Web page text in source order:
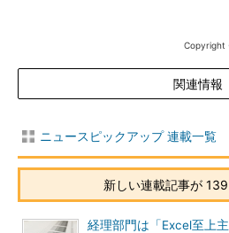
Copyright
関連情報
ニュースピックアップ 連載一覧
新しい連載記事が
経理部門は「Excel至上